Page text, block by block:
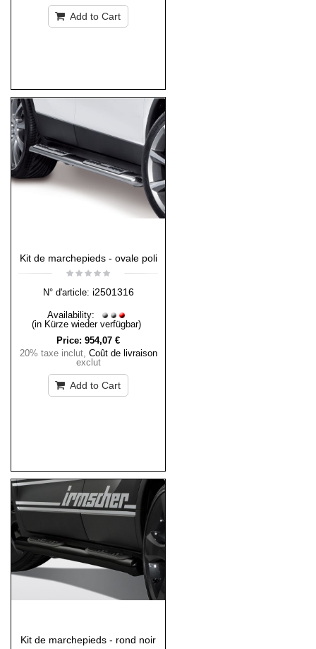
Add to Cart
Kit de marchepieds - ovale poli
N° d'article: i2501316
Availability:
(in Kürze wieder verfügbar)
Price: 954,07 €
20% taxe inclut, Coût de livraison
exclut
Add to Cart
Kit de marchepieds - rond noir